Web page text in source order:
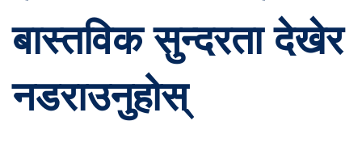
बास्तविक सुन्दरता देखेर
नडराउनुहोस्